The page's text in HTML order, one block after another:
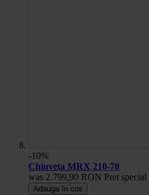
-10%
Chiuveta MRX 210-70
was 2.799,90 RON Pret special
Adauga în cos